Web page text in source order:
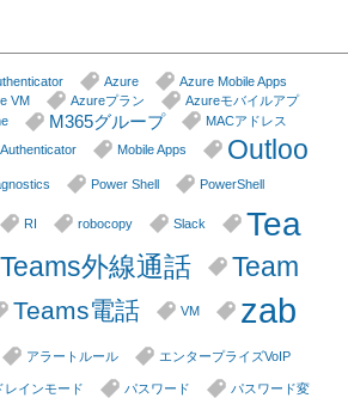
Azure
Azure Mobile Apps
VM Azureプラン
Azureモバイルアプ
M365グループ
MACアドレス
Mobile Apps
Outloo
Power Shell PowerShell
RI robocopy Slack
Tea
Teams外線通話
Team
Teams電話 VM
zab
アラートルール エンタープライズVoIP
レインモード パスワード
パスワード変